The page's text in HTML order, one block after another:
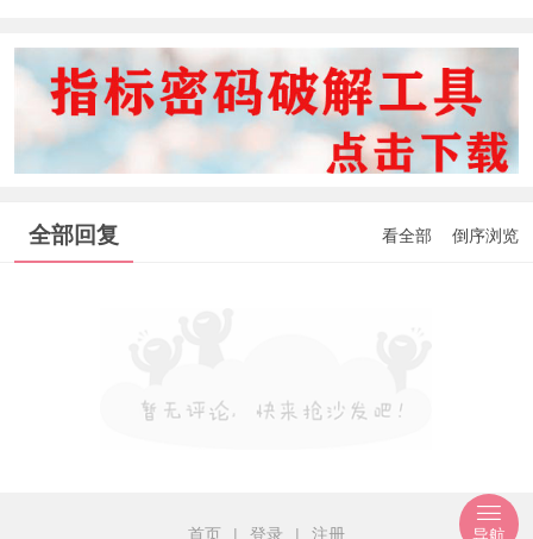
全部回复 看全部 倒序浏览
首页 | 登录 | 注册